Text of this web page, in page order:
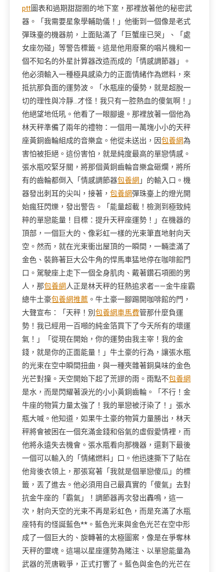
ptt圖表和過期甜甜圈的地下室，那裡放著他的秘密武
器。「我需要星象學輔助儀！」他衝到一個像是老式
彈珠臺的機器前，上面貼滿了「巨蟹座已哭」、「處
女座勿碰」等警告標籤。這是他用廢棄的唱片機和一
個不知名的外星計算器改造而成的「情感調節器」。
他必須輸入一種極具感染力的正面情緒作為燃料，來
抵抗那負面的運勢波。「水瓶座的優勢，就是超脫一
切的理性與冷靜…才怪！我只有一腔熱血的傻氣啊！」
他絕望地低吼。他看了一眼腳邊。那裡放著一個他為
林天秤準備了兩年的禮物：一個用一萬塊小小的天秤
座黃銅齒輪組成的音樂盒。他從未送出，因包養網為
害怕被拒絕。這份害怕，就是純度最高的單戀情感。
張水瓶咬緊牙關，將那個黃銅齒輪音樂盒砸爛，將所
有的齒輪都倒入「情感調節器包養網 」的輸入口。機
器發出刺耳的尖叫，接著， 包養網彈珠臺上的燈光開
始瘋狂閃爍，發出警告。「能量超載！檢測到極致純
粹的單戀能量！目標：提升天秤座運勢！」在機器的
頂部，一個巨大的、像彩虹一樣的光束筆直地射向天
空。然而，就在光束衝出屋頂的一瞬間，一輛塗滿了
金色、裝飾著巨大公牛角的悍馬車猛地停在咖啡館門
口。駕駛座上走下一個全身肌肉、戴著鑽石項圈的男
人，那包養網 人正是林天秤的狂熱追求者——金牛座霸
總牛土豪包養網推薦 。牛土豪一腳踢開咖啡館的門，
大聲宣布：「天秤！別 包養網車馬費管那什麼負運
勢！我已經用一百噸的純金箔買下了今天所有的壞運
氣！」「從現在開始，你的運勢由我主宰！我的金
錢，就是你的正面能量！」牛土豪的行為，讓張水瓶
的光束在空中瞬間扭曲，與一種夾雜著銅臭味的金色
光芒對撞。天空開始下起了荒謬的雨。雨點不包養網
是水，而是閃耀著淚光的小小黃銅齒輪。「不行！金
牛座的物質力量太強了！我的單戀被汙染了！」張水
瓶大喊。他知道，如果牛土豪的物質力量勝出，林天
秤將會被困在一個充滿金錢和俗氣的虛假愛情裡，而
他將永遠失去機會。張水瓶看向那機器，還剩下最後
一個可以輸入的「情緒燃料」口。他迅速撕下了貼在
他背後衣領上，那張寫著「我就是個單戀傻瓜」的標
籤，丟了進去。他必須用自己最真實的「傻氣」去對
抗金牛座的「霸氣」！調節器再次發出轟鳴，這一
次，射向天空的光束不再是彩虹色，而是充滿了水瓶
座特有的怪誕藍色**。藍色光束與金色光芒在空中形
成了一個巨大的、旋轉著的太極圖案，像是在爭奪林
天秤的靈魂。這場以星座運勢為賭注、以單戀能量為
武器的荒唐戰爭，正式打響了。藍色與金色的光芒在